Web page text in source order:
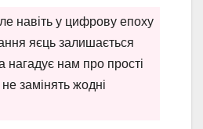
навіть у цифрову епоху
яєць залишається
нам про прості
замінять жодні